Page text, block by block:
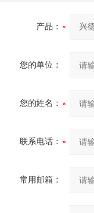
产品：
您的单位：
您的姓名：
联系电话：
常用邮箱：